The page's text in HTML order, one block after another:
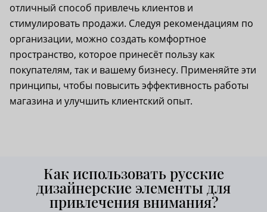
отличный способ привлечь клиентов и
стимулировать продажи. Следуя рекомендациям по
организации, можно создать комфортное
пространство, которое принесёт пользу как
покупателям, так и вашему бизнесу. Применяйте эти
принципы, чтобы повысить эффективность работы
магазина и улучшить клиентский опыт.
Как использовать русские
дизайнерские элементы для
привлечения внимания?